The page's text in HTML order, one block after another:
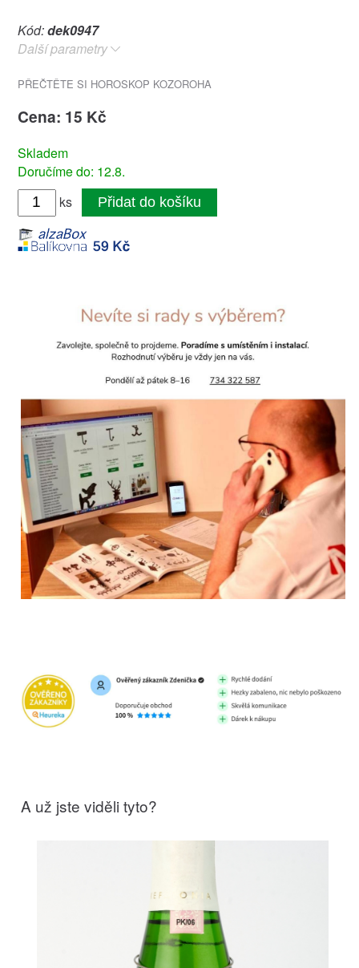
Kód:dek0947
Další parametry
PŘEČTĚTE SI HOROSKOP KOZOROHA
Cena: 15 Kč
Skladem
Doručíme do: 12.8.
ks
Přidat do košíku
A už jste viděli tyto?